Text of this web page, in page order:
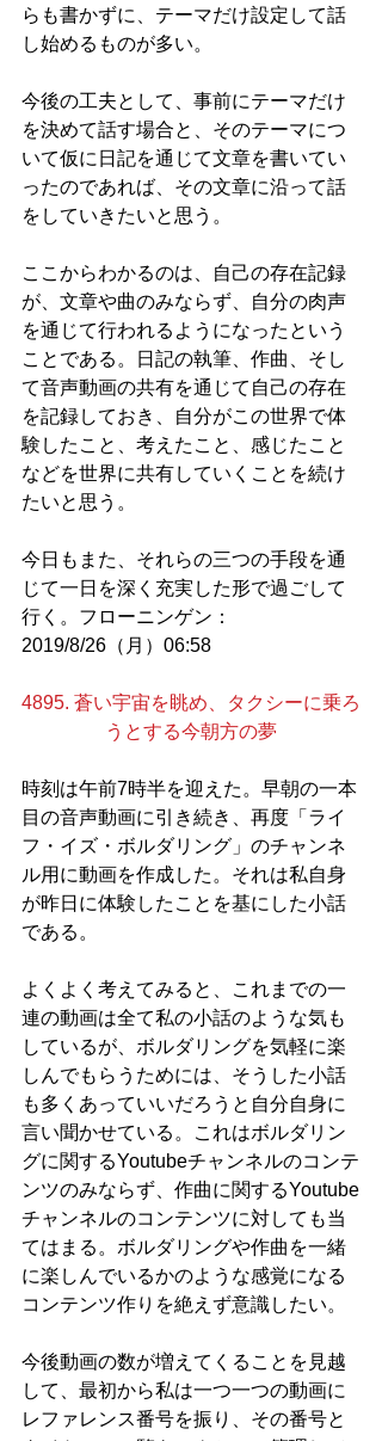
らも書かずに、テーマだけ設定して話
し始めるものが多い。
今後の工夫として、事前にテーマだけ
を決めて話す場合と、そのテーマにつ
いて仮に日記を通じて文章を書いてい
ったのであれば、その文章に沿って話
をしていきたいと思う。
ここからわかるのは、自己の存在記録
が、文章や曲のみならず、自分の肉声
を通じて行われるようになったという
ことである。日記の執筆、作曲、そし
て音声動画の共有を通じて自己の存在
を記録しておき、自分がこの世界で体
験したこと、考えたこと、感じたこと
などを世界に共有していくことを続け
たいと思う。
今日もまた、それらの三つの手段を通
じて一日を深く充実した形で過ごして
行く。フローニンゲン：
2019/8/26（月）06:58
4895. 蒼い宇宙を眺め、タクシーに乗ろ
うとする今朝方の夢
時刻は午前7時半を迎えた。早朝の一本
目の音声動画に引き続き、再度「ライ
フ・イズ・ボルダリング」のチャンネ
ル用に動画を作成した。それは私自身
が昨日に体験したことを基にした小話
である。
よくよく考えてみると、これまでの一
連の動画は全て私の小話のような気も
しているが、ボルダリングを気軽に楽
しんでもらうためには、そうした小話
も多くあっていいだろうと自分自身に
言い聞かせている。これはボルダリン
グに関するYoutubeチャンネルのコンテ
ンツのみならず、作曲に関するYoutube
チャンネルのコンテンツに対しても当
てはまる。ボルダリングや作曲を一緒
に楽しんでいるかのような感覚になる
コンテンツ作りを絶えず意識したい。
今後動画の数が増えてくることを見越
して、最初から私は一つ一つの動画に
レファレンス番号を振り、その番号と